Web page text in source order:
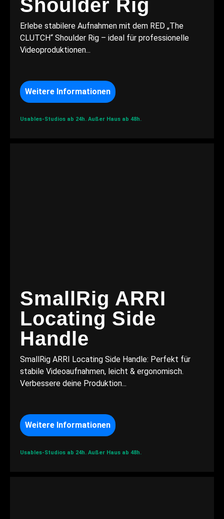
Shoulder Rig
Erlebe stabilere Aufnahmen mit dem RED „The
CLUTCH“ Shoulder Rig – ideal für professionelle
Videoproduktionen...
Weitere Informationen
Usables-Studios ab 24h. Außer Haus ab 48h.
SmallRig ARRI
Locating Side
Handle
SmallRig ARRI Locating Side Handle: Perfekt für
stabile Videoaufnahmen, leicht & ergonomisch.
Verbessere deine Produktion...
Weitere Informationen
Usables-Studios ab 24h. Außer Haus ab 48h.